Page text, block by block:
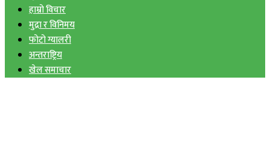
हाम्रो विचार
मुद्रा र विनिमय
फोटो ग्यालरी
अन्तराष्ट्रिय
खेल समाचार